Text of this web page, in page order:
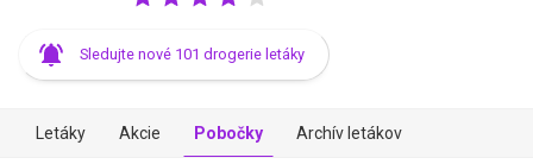
Sledujte nové 101 drogerie letáky
Letáky Akcie Pobočky Archív letákov